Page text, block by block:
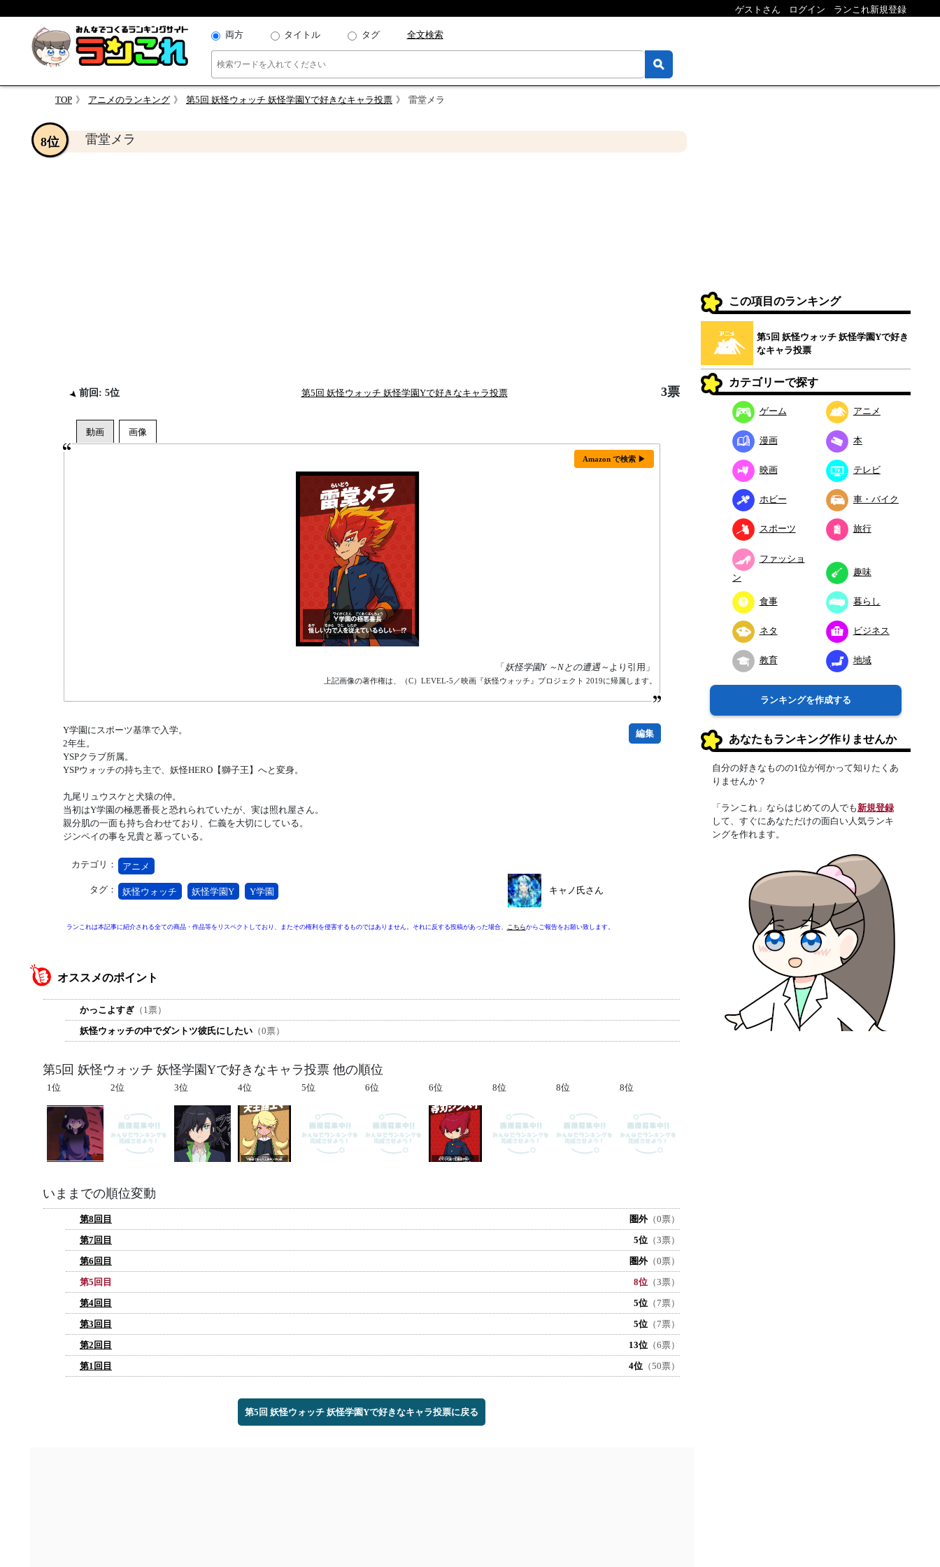
ゲストさん ログイン ランこれ新規登録
両方 タイトル タグ 全文検索
TOP アニメのランキング 第5回 妖怪ウォッチ 妖怪学園Yで好きなキャラ投票 雷堂メラ
雷堂メラ
8位
前回: 5位 第5回 妖怪ウォッチ 妖怪学園Yで好きなキャラ投票 3票
Amazon で検索 ▶
「 妖怪学園Y ～Nとの遭遇～より引用」
上記画像の著作権は、（C）LEVEL-5／映画『妖怪ウォッチ』プロジェクト 2019に帰属します。
Y学園にスポーツ基準で入学。
2年生。
YSPクラブ所属。
YSPウォッチの持ち主で、妖怪HERO【獅子王】へと変身。
九尾リュウスケと犬猿の仲。
当初はY学園の極悪番長と恐れられていたが、実は照れ屋さん。
親分肌の一面も持ち合わせており、仁義を大切にしている。
ジンペイの事を兄貴と慕っている。
カテゴリ： アニメ
タグ： 妖怪ウォッチ 妖怪学園Y Y学園
編集
キャノ氏さん
ランこれは本記事に紹介される全ての商品・作品等をリスペクトしており、またその権利を侵害するものではありません。それに反する投稿があった場合、 こちらからご報告をお願い致します。
オススメのポイント
かっこよすぎ （1票）
妖怪ウォッチの中でダントツ彼氏にしたい （0票）
第5回 妖怪ウォッチ 妖怪学園Yで好きなキャラ投票 他の順位
1位 2位 3位 4位 5位 6位 6位 8位 8位 8位
いままでの順位変動
第8回目 圏外（0票）
第7回目
5位 （3票）
第6回目
圏外（0票）
第5回目
8位 （3票）
第4回目
5位 （7票）
第3回目
5位 （7票）
第2回目
13位 （6票）
第1回目
4位 （50票）
第5回 妖怪ウォッチ 妖怪学園Yで好きなキャラ投票に戻る
この項目のランキング
第5回 妖怪ウォッチ 妖怪学園Yで好き
なキャラ投票
カテゴリーで探す
ゲーム アニメ
漫画 本
映画 テレビ
ホビー 車・バイク
スポーツ 旅行
ファッショ
ン
趣味
食事 暮らし
ネタ ビジネス
教育 地域
ランキングを作成する
あなたもランキング作りませんか
自分の好きなものの1位が何かって知りたくあ
りませんか？
「ランこれ」ならはじめての人でも新規登録
して、すぐにあなただけの面白い人気ランキ
ングを作れます。